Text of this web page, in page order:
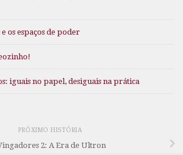
os espaços de poder
iguais no papel, desiguais na prática
PRÓXIMO HISTÓRIA
2: A Era de Ultron